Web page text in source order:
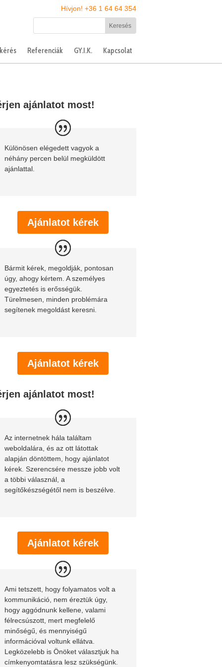
Hívjon! +36 1 64 64 354
Referenciák GY.I.K. Kapcsolat
ajánlatot most!
Különösen elégedett vagyok a
néhány percen belül megküldött
ajánlattal.
Ajánlatot kérek
Bármit kérek, megoldják, pontosan
úgy, ahogy kértem. A személyes
egyeztetés is erősségük.
Türelmesen, minden problémára
segítenek megoldást keresni.
Ajánlatot kérek
ajánlatot most!
Az internetnek hála találtam
weboldalára, és az ott látottak
alapján döntöttem, hogy ajánlatot
kérek. Szerencsére messze jobb volt
a többi válasznál, a
segítőkészségétől nem is beszélve.
Ajánlatot kérek
Ami tetszett, hogy folyamatos volt a
kommunikáció, nem éreztük úgy,
hogy aggódnunk kellene, valami
félrecsúszott, mert megfelelő
minőségű, és mennyiségű
információval voltunk ellátva.
Legközelebb is Önöket választjuk ha
címkenyomtatásra lesz szükségünk.